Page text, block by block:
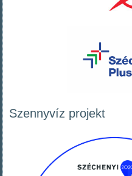
Szennyvíz projekt